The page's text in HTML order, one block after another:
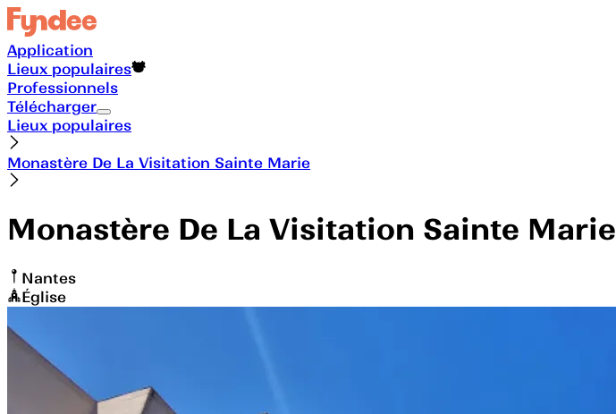
Application
Lieux populaires
Professionnels
Télécharger
Lieux populaires
Monastère De La Visitation Sainte Marie
Monastère De La Visitation Sainte Marie
Nantes
Église